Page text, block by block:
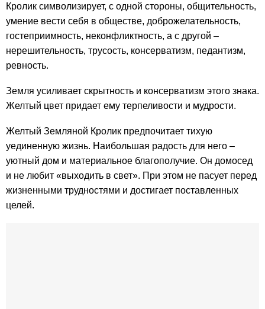
Кролик символизирует, с одной стороны, общительность,
умение вести себя в обществе, доброжелательность,
гостеприимность, неконфликтность, а с другой –
нерешительность, трусость, консерватизм, педантизм,
ревность.
Земля усиливает скрытность и консерватизм этого знака.
Желтый цвет придает ему терпеливости и мудрости.
Желтый Земляной Кролик предпочитает тихую
уединенную жизнь. Наибольшая радость для него –
уютный дом и материальное благополучие. Он домосед
и не любит «выходить в свет». При этом не пасует перед
жизненными трудностями и достигает поставленных
целей.